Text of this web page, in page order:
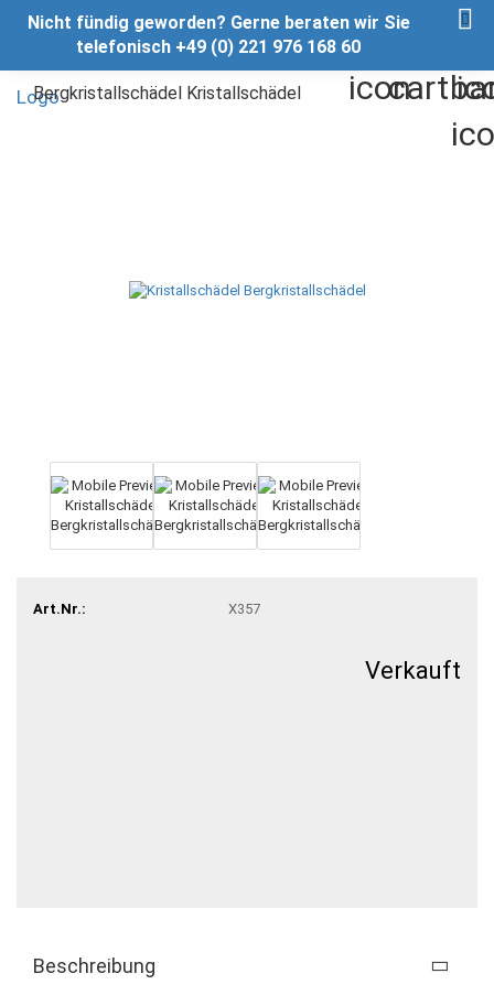
Nicht fündig geworden? Gerne beraten wir Sie
telefonisch +49 (0) 221 976 168 60
Bergkristallschädel Kristallschädel
Art.Nr.: X357
Verkauft
Beschreibung